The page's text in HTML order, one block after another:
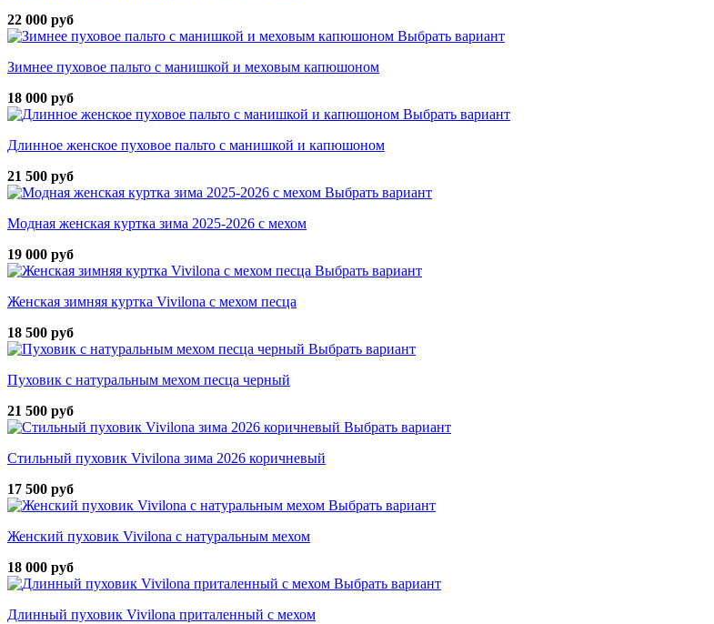
22 000 руб
Выбрать вариант
Зимнее пуховое пальто с манишкой и меховым капюшоном
18 000 руб
Выбрать вариант
Длинное женское пуховое пальто с манишкой и капюшоном
21 500 руб
Выбрать вариант
Модная женская куртка зима 2025-2026 с мехом
19 000 руб
Выбрать вариант
Женская зимняя куртка Vivilona с мехом песца
18 500 руб
Выбрать вариант
Пуховик с натуральным мехом песца черный
21 500 руб
Выбрать вариант
Стильный пуховик Vivilona зима 2026 коричневый
17 500 руб
Выбрать вариант
Женский пуховик Vivilona с натуральным мехом
18 000 руб
Выбрать вариант
Длинный пуховик Vivilona приталенный с мехом